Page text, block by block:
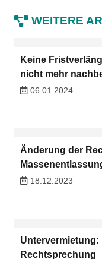
WEITERE
Keine
nicht mehr
06.01.2024
Änderung der
18.12.2023
Untervermietung:
Rechtsprechung